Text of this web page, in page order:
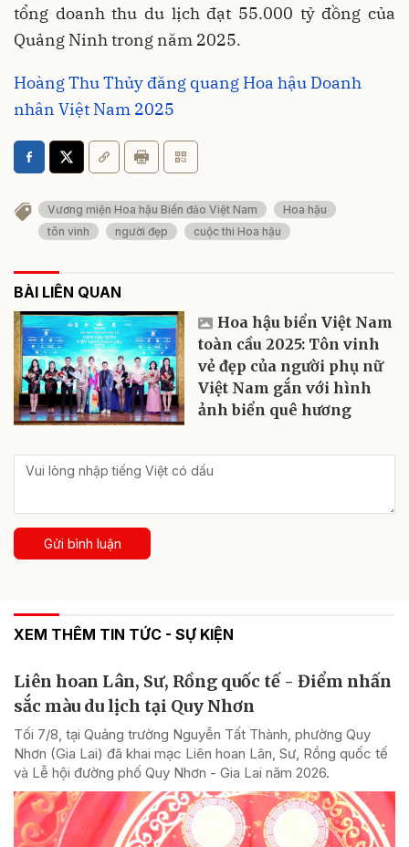
tổng doanh thu du lịch đạt 55.000 tỷ đồng của
Quảng Ninh trong năm 2025.
Hoàng Thu Thủy đăng quang Hoa hậu Doanh
nhân Việt Nam 2025
Vương miện Hoa hậu Biển đảo Việt Nam
Hoa hậu
tôn vinh
người đẹp cuộc thi Hoa hậu
BÀI LIÊN QUAN
Hoa hậu biển Việt Nam
toàn cầu 2025: Tôn vinh
vẻ đẹp của người phụ nữ
Việt Nam gắn với hình
ảnh biển quê hương
Gửi bình luận
XEM THÊM TIN TỨC - SỰ KIỆN
Liên hoan Lân, Sư, Rồng quốc tế - Điểm nhấn
sắc màu du lịch tại Quy Nhơn
Tối 7/8, tại Quảng trường Nguyễn Tất Thành, phường Quy
Nhơn (Gia Lai) đã khai mạc Liên hoan Lân, Sư, Rồng quốc tế
và Lễ hội đường phố Quy Nhơn - Gia Lai năm 2026.